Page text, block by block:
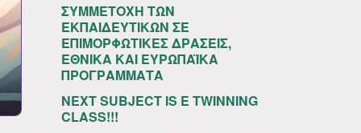
ΣΥΜΜΕΤΟΧΗ ΤΩΝ
ΕΚΠΑΙΔΕΥΤΙΚΩΝ ΣΕ
ΕΠΙΜΟΡΦΩΤΙΚΕΣ ΔΡΑΣΕΙΣ,
ΕΘΝΙΚΑ ΚΑΙ ΕΥΡΩΠΑΪΚΑ
ΠΡΟΓΡΑΜΜΑΤΑ
NEXT SUBJECT IS E TWINNING
CLASS!!!